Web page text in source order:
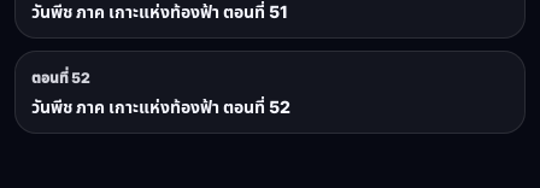
วันพีช ภาค เกาะแห่งท้องฟ้า ตอนที่ 51
ตอนที่ 52
วันพีช ภาค เกาะแห่งท้องฟ้า ตอนที่ 52